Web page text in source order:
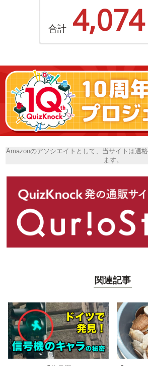
合計 4,074
Amazonのアソシエイトとして、当サイトは適
ます。
関連記事